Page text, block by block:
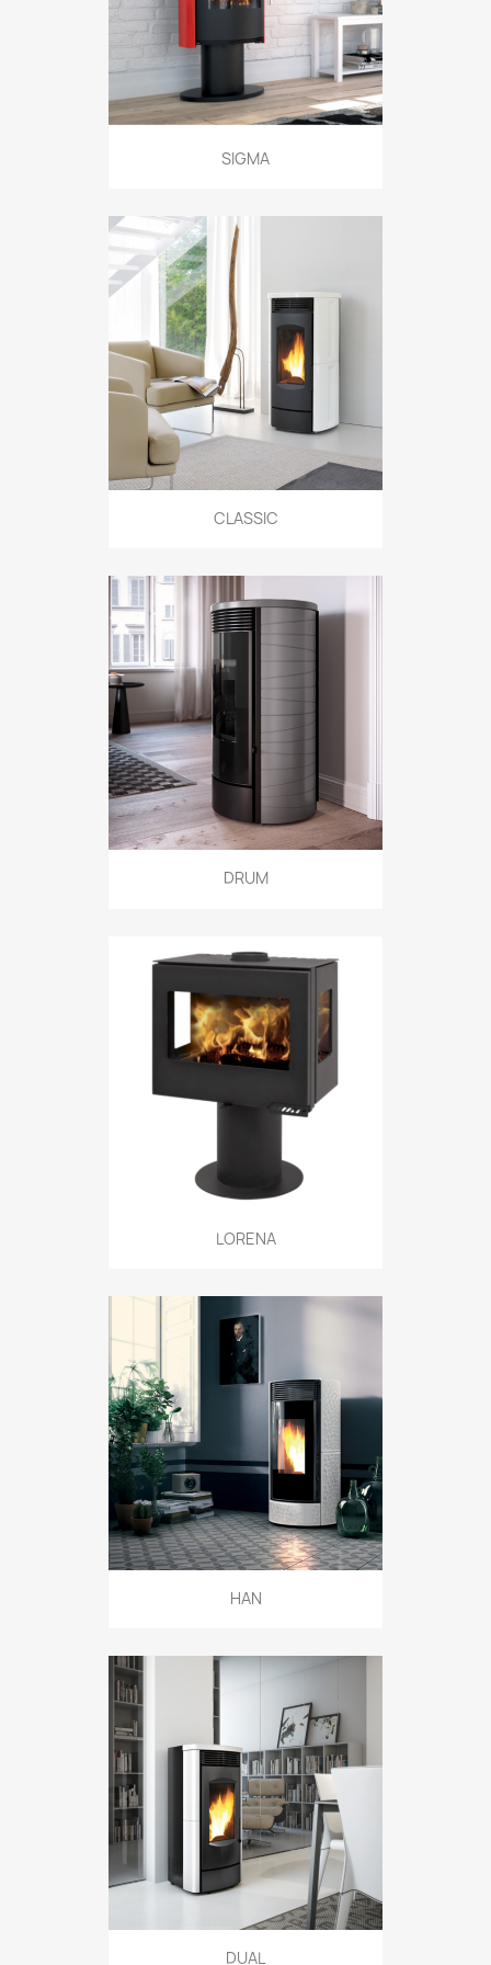
SIGMA
CLASSIC
DRUM
LORENA
HAN
DUAL